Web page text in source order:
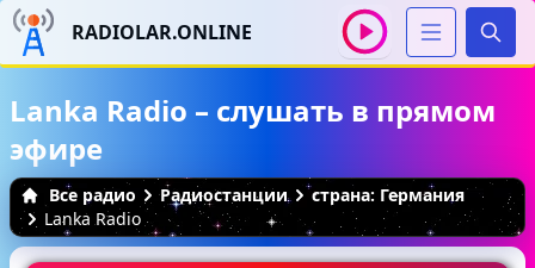
RADIOLAR.ONLINE
Lanka Radio – слушать в прямом
эфире
Все радио Радиостанции
страна: Германия
Lanka Radio